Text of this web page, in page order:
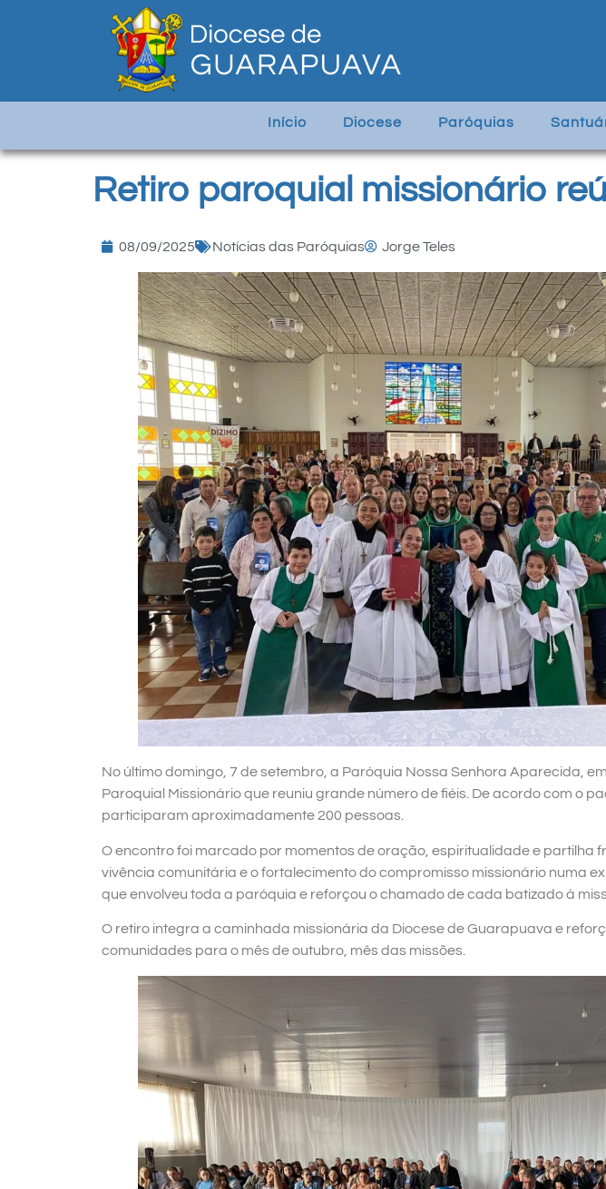
Início Diocese Paróquias
Retiro paroquial missionário
08/09/2025 Notícias das Paróquias Jorge Teles
No último domingo, 7 de setembro, a Paróquia Nossa Senhora Aparecida,
Paroquial Missionário que reuniu grande número de fiéis. De acordo com o
participaram aproximadamente 200 pessoas.
O encontro foi marcado por momentos de oração, espiritualidade e partilha
vivência comunitária e o fortalecimento do compromisso missionário numa
que envolveu toda a paróquia e reforçou o chamado de cada batizado à
O retiro integra a caminhada missionária da Diocese de Guarapuava e
comunidades para o mês de outubro, mês das missões.